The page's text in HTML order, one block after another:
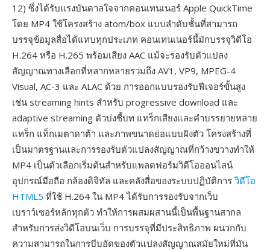
12) ซึ่งได้รับแรงบันดาลใจจากคอนเทนเนอร์ Apple QuickTime
โดย MP4 ใช้โครงสร้าง atom/box แบบลำดับชั้นที่สามารถ
บรรจุข้อมูลสื่อได้แทบทุกประเภท คอนเทนเนอร์นี้มักบรรจุวิดีโอ
H.264 หรือ H.265 พร้อมเสียง AAC แม้จะรองรับตัวแปลง
สัญญาณทางเลือกที่หลากหลายรวมถึง AV1, VP9, MPEG-4
Visual, AC-3 และ ALAC ด้วย การออกแบบรองรับฟีเจอร์ขั้นสูง
เช่น streaming hints สำหรับ progressive download และ
adaptive streaming ตัวบ่งชี้บท แทร็กเสียงและคำบรรยายหลาย
แทร็ก แท็กเมตาดาต้า และภาพขนาดย่อแบบฝังตัว โครงสร้างที่
เป็นมาตรฐานและการรองรับตัวแปลงสัญญาณที่กว้างขวางทำให้
MP4 เป็นตัวเลือกเริ่มต้นสำหรับแพลตฟอร์มวิดีโอออนไลน์
อุปกรณ์มือถือ กล้องดิจิทัล และคลังสื่อของระบบปฏิบัติการ วิดีโอ
HTML5 ที่ใช้ H.264 ใน MP4 ได้รับการรองรับจากเว็บ
เบราว์เซอร์หลักทุกตัว ทำให้การผสมผสานนี้เป็นพื้นฐานสากล
สำหรับการส่งวิดีโอบนเว็บ การบรรจุที่มีประสิทธิภาพ ผนวกกับ
ความสามารถในการบีบอัดของตัวแปลงสัญญาณสมัยใหม่ที่มัน